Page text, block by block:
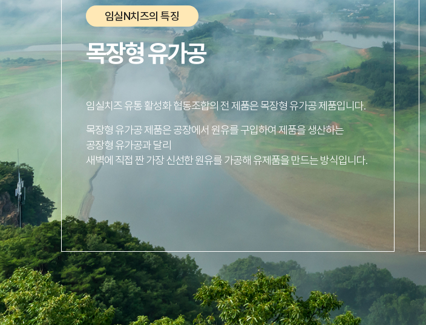
임실N치즈의 특징
목장형 유가공
임실치즈 유통 활성화 협동조합의 전 제품은 목장형 유가공 제품입니다.
목장형 유가공 제품은 공장에서 원유를 구입하여 제품을 생산하는
공장형 유가공과 달리
새벽에 직접 짠 가장 신선한 원유를 가공해 유제품을 만드는 방식입니다.